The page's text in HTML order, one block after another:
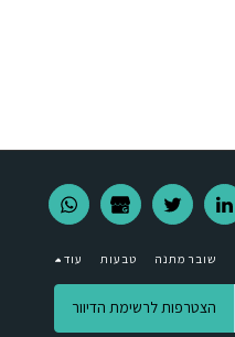
שובר מתנה טבעות עוד
הצטרפות לרשימת הדיוור